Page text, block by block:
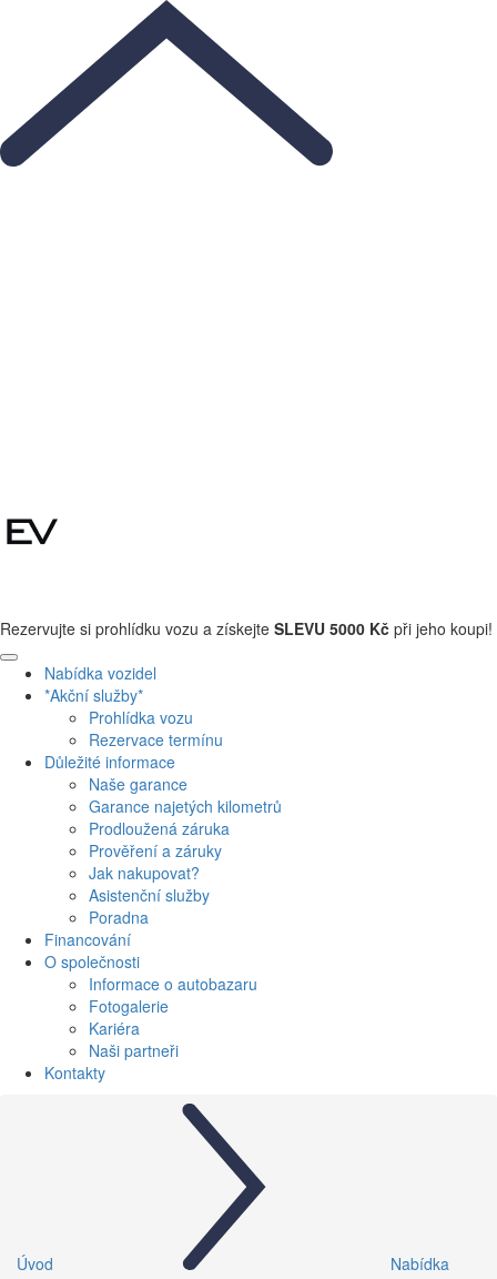
Rezervujte si prohlídku vozu a získejte SLEVU 5000 Kč při jeho koupi!
Nabídka vozidel
*Akční služby*
Prohlídka vozu
Rezervace termínu
Důležité informace
Naše garance
Garance najetých kilometrů
Prodloužená záruka
Prověření a záruky
Jak nakupovat?
Asistenční služby
Poradna
Financování
O společnosti
Informace o autobazaru
Fotogalerie
Kariéra
Naši partneři
Kontakty
Úvod
Nabídka